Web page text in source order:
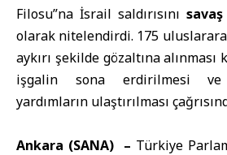
Filosu”na İsrail saldırısını
olarak nitelendirdi. 175
aykırı şekilde gözaltına alınması
işgalin sona erdirilmesi ve
yardımların ulaştırılması
Ankara (SANA) – Türkiye